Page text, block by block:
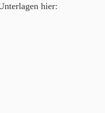
hier: